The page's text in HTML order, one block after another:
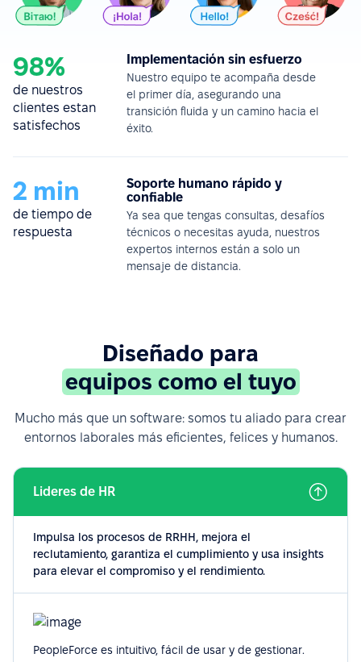
98%
de nuestros
clientes estan
satisfechos
Implementación sin esfuerzo
Nuestro equipo te acompaña desde
el primer día, asegurando una
transición fluida y un camino hacia el
éxito.
2 min
de tiempo de
respuesta
Soporte humano rápido y
confiable
Ya sea que tengas consultas, desafíos
técnicos o necesitas ayuda, nuestros
expertos internos están a solo un
mensaje de distancia.
Diseñado para
equipos como el tuyo
Mucho más que un software: somos tu aliado para crear
entornos laborales más eficientes, felices y humanos.
Lideres de HR
Impulsa los procesos de RRHH, mejora el
reclutamiento, garantiza el cumplimiento y usa insights
para elevar el compromiso y el rendimiento.
PeopleForce es intuitivo, fácil de usar y de gestionar.